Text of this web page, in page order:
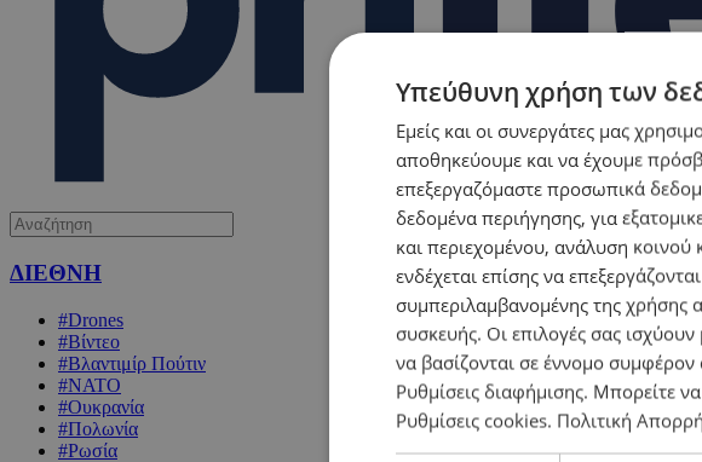
ΔΙΕΘΝΗ
#Drones
#Βίντεο
#Βλαντιμίρ Πούτιν
#ΝΑΤΟ
#Ουκρανία
#Πολωνία
#Ρωσία
Υπεύθυνη χρήση των
Εμείς και οι συνεργάτες μας
αποθηκεύουμε και να έχουμε
επεξεργαζόμαστε προσωπικά
δεδομένα περιήγησης, για
και περιεχομένου, ανάλυση
ενδέχεται επίσης να
συμπεριλαμβανομένης της χρήσης
συσκευής. Οι επιλογές σας
να βασίζονται σε έννομο συμφέρον
Ρυθμίσεις διαφήμισης. Μπορείτε
Ρυθμίσεις cookies. Πολιτική